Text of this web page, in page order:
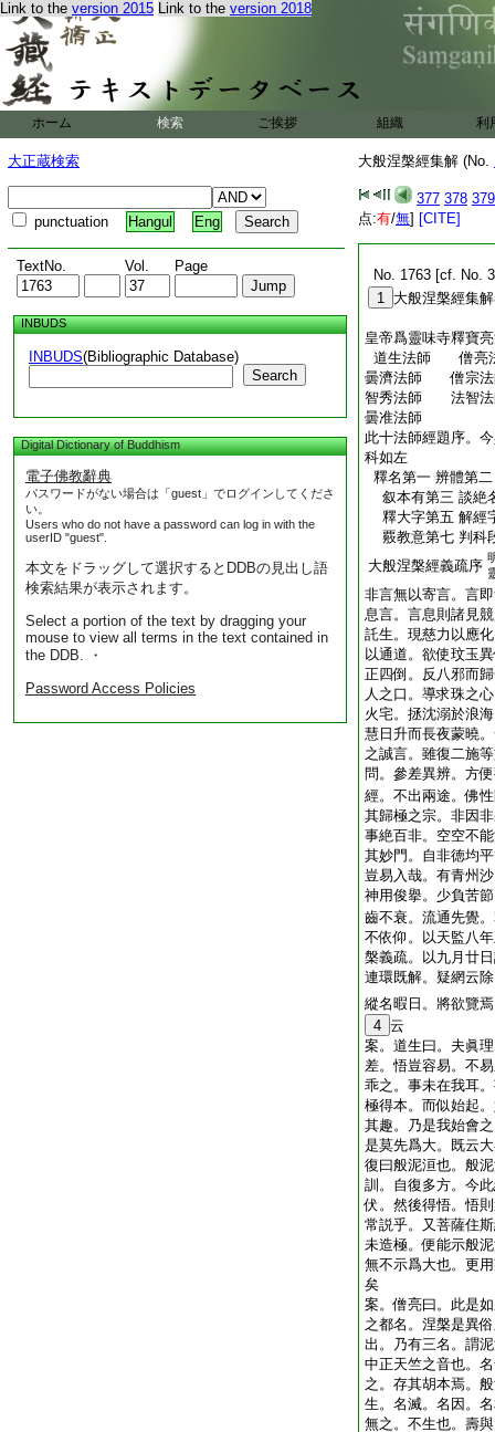
Link to the version 2015 Link to the version 2018
ホーム 検索 ご挨拶 組織 利
大正蔵検索
punctuation Hangul Eng
TextNo. Vol. Page
INBUDS
INBUDS(Bibliographic Database)
Search
Digital Dictionary of Buddhism
電子佛教辭典
パスワードがない場合は「guest」でログインしてくださ
い。
Users who do not have a password can log in with the
userID "guest".
本文をドラッグして選択するとDDBの見出し語
検索結果が表示されます。
Select a portion of the text by dragging your
mouse to view all terms in the text contained in
the DDB. ・
Password Access Policies
大般涅槃經集解 (No.
377 378 379
点:有/無] [CITE]
No. 1763 [cf. No.
1 大般涅槃經集
皇帝爲靈味寺釋寶
道生法師 僧亮
曇濟法師 僧宗
智秀法師 法智
曇准法師
此十法師經題序。
科如左
釋名第一 辨體第二
叙本有第三 談絶
釋大字第五 解經
覈教意第七 判科
大般涅槃經義疏序
非言無以寄言。言
息言。言息則諸見
託生。現慈力以應
以通道。欲使玟玉
正四倒。反八邪而
人之口。導求珠之
火宅。拯沈溺於浪
慧日升而長夜蒙曉
之誠言。雖復二施
問。參差異辨。方
經。不出兩途。佛
其歸極之宗。非因
事絶百非。空空不
其妙門。自非徳均
豈易入哉。有青州
神用俊擧。少負苦
齒不衰。流通先覺
不依仰。以天監八
槃義疏。以九月廿
連環既解。疑網云
縱名暇日。將欲覽
4 云
案。道生曰。夫眞
差。悟豈容易。不
乖之。事未在我耳
極得本。而似始起
其趣。乃是我始會
是莫先爲大。既云
復曰般泥洹也。般
訓。自復多方。今
伏。然後得悟。悟
常説乎。又菩薩住
未造極。便能示般
無不示爲大也。更
矣
案。僧亮曰。此是
之都名。涅槃是異
出。乃有三名。謂
中正天竺之音也。
之。存其胡本焉。
生。名滅。名因。
無之。不生也。壽